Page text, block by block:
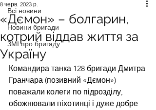
Всі новини
Новини бригади
ЗМІ про бригаду
«Дємон» – болгарин,
котрий віддав життя за
Україну
8 черв. 2023 р.
Командира танка 128 бригади Дмитра
Гранчара (позивний «Дємон»)
поважали колеги по підрозділу,
обожнювали піхотинці і дуже добре